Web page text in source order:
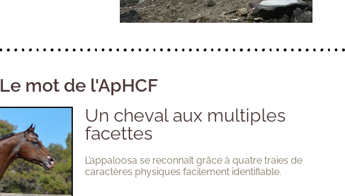
Le mot de l'ApHCF
Un cheval aux multiples
facettes
L’appaloosa se reconnaît grâce à quatre traies de
caractères physiques facilement identifiable.